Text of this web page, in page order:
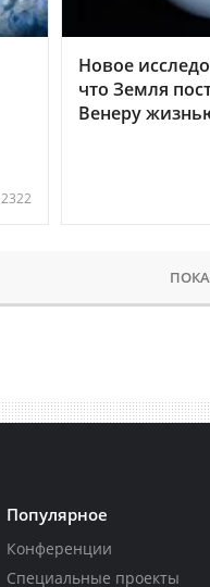
2322
Новое
что Земля
Венеру
Популярное
Конференции
Специальные проекты